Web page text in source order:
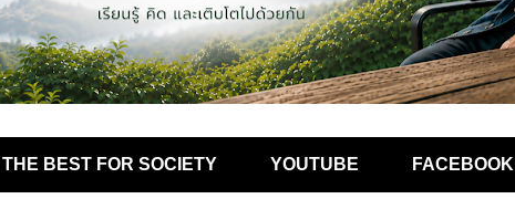
THE BEST FOR SOCIETY YOUTUBE FACEBOOK